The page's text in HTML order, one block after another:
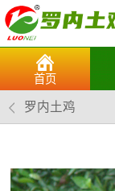
首页
罗内土鸡